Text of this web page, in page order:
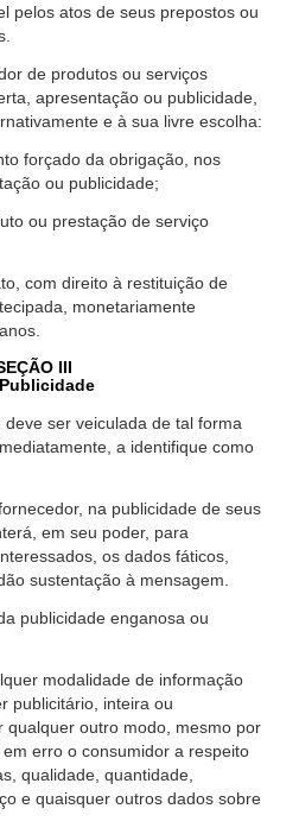
pelos atos de seus prepostos ou
de produtos ou serviços
apresentação ou publicidade,
e à sua livre escolha:
forçado da obrigação, nos
ou publicidade;
ou prestação de serviço
com direito à restituição de
monetariamente
III
deve ser veiculada de tal forma
a identifique como
na publicidade de seus
em seu poder, para
os dados fáticos,
sustentação à mensagem.
publicidade enganosa ou
modalidade de informação
publicitário, inteira ou
qualquer outro modo, mesmo por
erro o consumidor a respeito
qualidade, quantidade,
e quaisquer outros dados sobre